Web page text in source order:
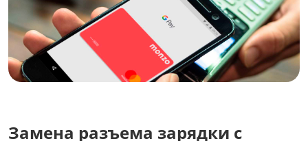
Замена разъема зарядки с